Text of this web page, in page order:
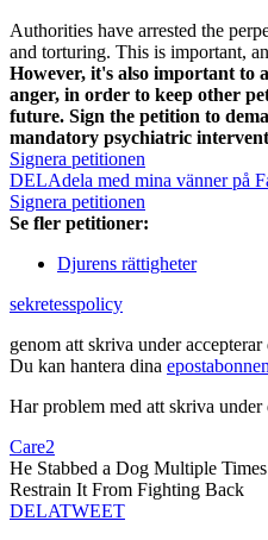
Authorities have arrested the
and torturing. This is important,
However, it's also important to
anger, in order to keep other
future. Sign the petition to
mandatory psychiatric
Signera petitionen
DELAdela med mina vänner på
Signera petitionen
Se fler petitioner:
Djurens rättigheter
sekretesspolicy
genom att skriva under accepterar
Du kan hantera dina
Har problem med att skriva under
Care2
He Stabbed a Dog Multiple
Restrain It From Fighting Back
DELATWEET